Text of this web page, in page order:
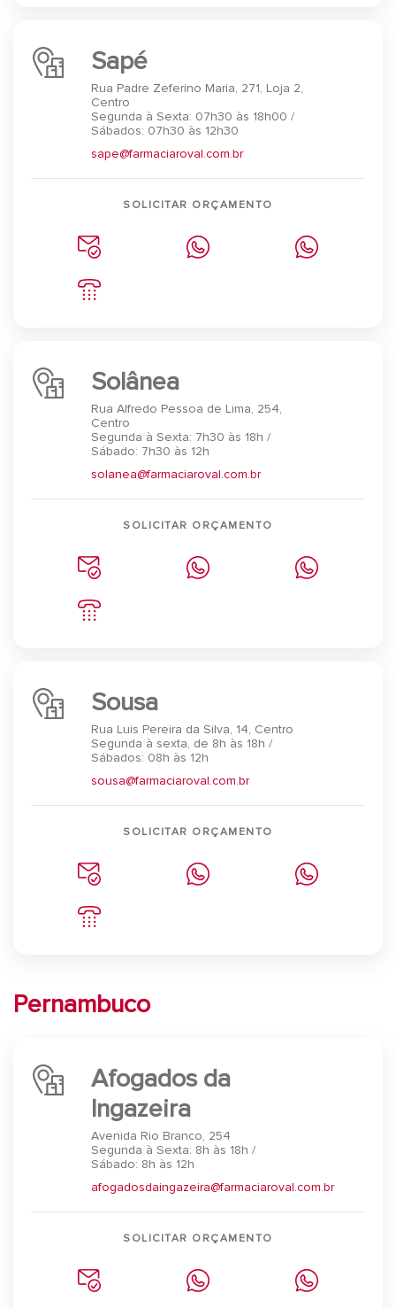
Sapé
Rua Padre Zeferino Maria, 271, Loja 2,
Centro
Segunda à Sexta: 07h30 às 18h00 /
Sábados: 07h30 às 12h30
sape@farmaciaroval.com.br
SOLICITAR ORÇAMENTO
Solânea
Rua Alfredo Pessoa de Lima, 254,
Centro
Segunda à Sexta: 7h30 às 18h /
Sábado: 7h30 às 12h
solanea@farmaciaroval.com.br
SOLICITAR ORÇAMENTO
Sousa
Rua Luis Pereira da Silva, 14, Centro
Segunda à sexta, de 8h às 18h /
Sábados: 08h às 12h
sousa@farmaciaroval.com.br
SOLICITAR ORÇAMENTO
Pernambuco
Afogados da
Ingazeira
Avenida Rio Branco, 254
Segunda à Sexta: 8h às 18h /
Sábado: 8h às 12h
afogadosdaingazeira@farmaciaroval.com.br
SOLICITAR ORÇAMENTO